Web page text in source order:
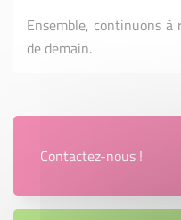
Ensemble, continuons
de demain.
Contactez-nous !